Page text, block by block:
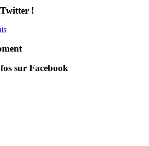
!
sur Facebook